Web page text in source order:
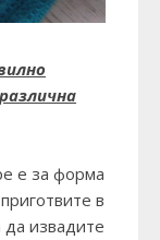
е за форма
в
извадите